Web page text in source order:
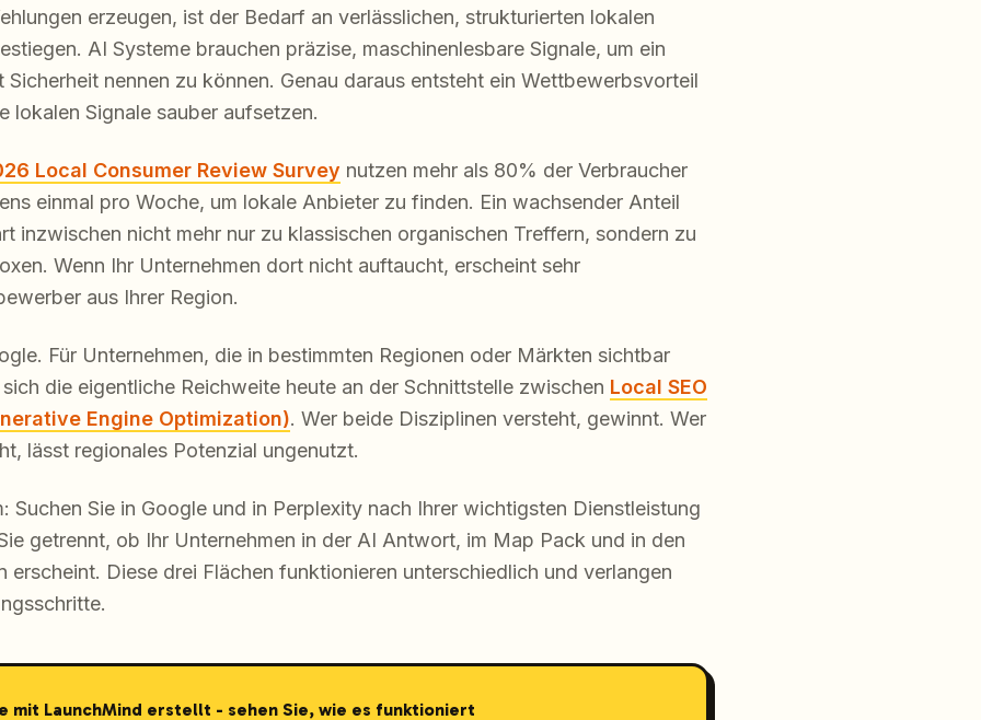
erzeugen, ist der Bedarf an verlässlichen, strukturierten lokalen
AI Systeme brauchen präzise, maschinenlesbare Signale, um ein
Sicherheit nennen zu können. Genau daraus entsteht ein Wettbewerbsvorteil
lokalen Signale sauber aufsetzen.
Local Consumer Review Survey nutzen mehr als 80% der Verbraucher
einmal pro Woche, um lokale Anbieter zu finden. Ein wachsender Anteil
inzwischen nicht mehr nur zu klassischen organischen Treffern, sondern zu
Wenn Ihr Unternehmen dort nicht auftaucht, erscheint sehr
aus Ihrer Region.
Für Unternehmen, die in bestimmten Regionen oder Märkten sichtbar
die eigentliche Reichweite heute an der Schnittstelle zwischen Local SEO
Engine Optimization). Wer beide Disziplinen versteht, gewinnt. Wer
lässt regionales Potenzial ungenutzt.
Suchen Sie in Google und in Perplexity nach Ihrer wichtigsten Dienstleistung
getrennt, ob Ihr Unternehmen in der AI Antwort, im Map Pack und in den
erscheint. Diese drei Flächen funktionieren unterschiedlich und verlangen
mit LaunchMind erstellt - sehen Sie, wie es funktioniert